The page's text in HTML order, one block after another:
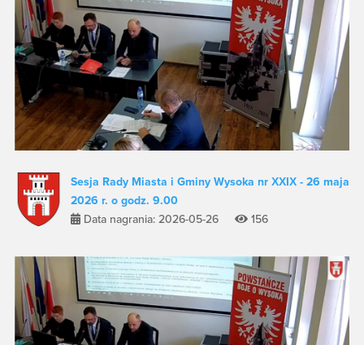
Sesja Rady Miasta i Gminy Wysoka nr XXIX - 26 maja
2026 r. o godz. 9.00
Data nagrania: 2026-05-26
156